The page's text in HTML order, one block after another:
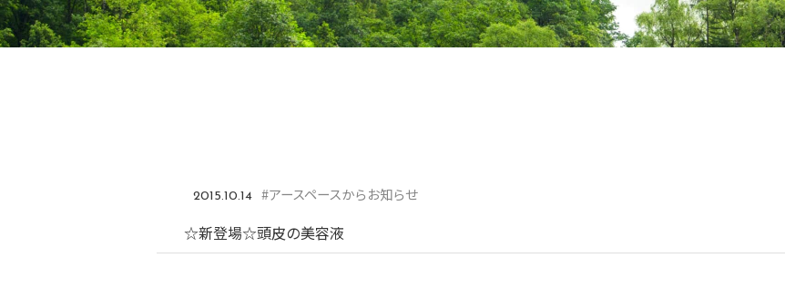
2015.10.14 #アースペースからお知らせ
☆新登場☆頭皮の美容液